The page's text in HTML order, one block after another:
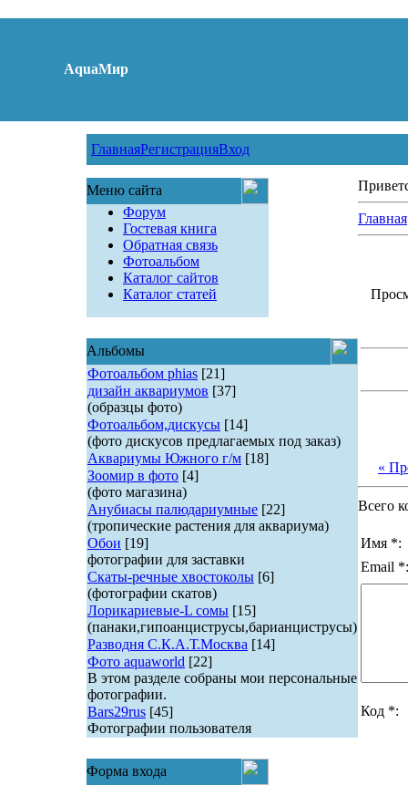
AquaМир
ГлавнаяРегистрацияВход
Меню сайта
Форум
Гостевая книга
Обратная связь
Фотоальбом
Каталог сайтов
Каталог статей
Альбомы
Фотоальбом phias [21]
дизайн аквариумов [37]
(образцы фото)
Фотоальбом,дискусы [14]
(фото дискусов предлагаемых под заказ)
Аквариумы Южного г/м [18]
Зоомир в фото [4]
(фото магазина)
Анубиасы палюдариумные [22]
(тропические растения для аквариума)
Обои [19]
фотографии для заставки
Скаты-речные хвостоколы [6]
(фотографии скатов)
Лорикариевые-L сомы [15]
(панаки,гипоанциструсы,барианциструсы)
Разводня С.К.А.Т.Москва [14]
Фото aquaworld [22]
В этом разделе собраны мои персональные
фотографии.
Bars29rus [45]
Фотографии пользователя
Форма входа
Главная
«
Всего
Имя *:
Email *:
Код *: